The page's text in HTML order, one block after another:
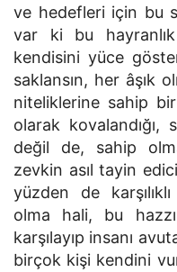
ve hedefleri için bu
var ki bu
kendisini yüce
saklansın, her âşık
niteliklerine sahip
olarak kovalandığı,
değil de, sahip
zevkin asıl tayin
yüzden de
olma hali, bu
karşılayıp insanı
birçok kişi kendini